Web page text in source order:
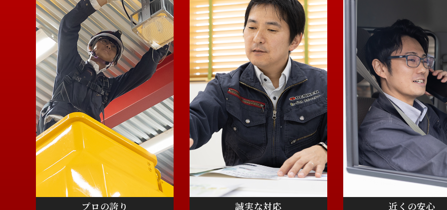
プロの誇り
誠実な対応
近くの安心